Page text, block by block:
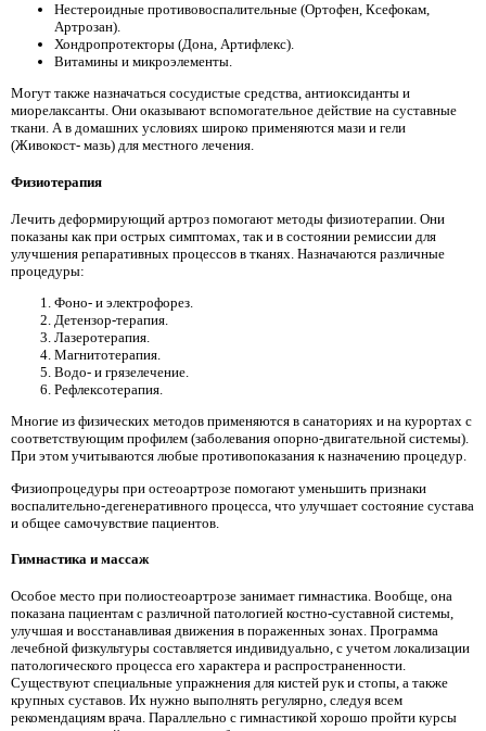
Нестероидные противовоспалительные (Ортофен, Ксефокам,
Артрозан).
Хондропротекторы (Дона, Артифлекс).
Витамины и микроэлементы.
Могут также назначаться сосудистые средства, антиоксиданты и
миорелаксанты. Они оказывают вспомогательное действие на суставные
ткани. А в домашних условиях широко применяются мази и гели
(Живокост- мазь) для местного лечения.
Физиотерапия
Лечить деформирующий артроз помогают методы физиотерапии. Они
показаны как при острых симптомах, так и в состоянии ремиссии для
улучшения репаративных процессов в тканях. Назначаются различные
процедуры:
Фоно- и электрофорез.
Детензор-терапия.
Лазеротерапия.
Магнитотерапия.
Водо- и грязелечение.
Рефлексотерапия.
Многие из физических методов применяются в санаториях и на курортах с
соответствующим профилем (заболевания опорно-двигательной системы).
При этом учитываются любые противопоказания к назначению процедур.
Физиопроцедуры при остеоартрозе помогают уменьшить признаки
воспалительно-дегенеративного процесса, что улучшает состояние сустава
и общее самочувствие пациентов.
Гимнастика и массаж
Особое место при полиостеоартрозе занимает гимнастика. Вообще, она
показана пациентам с различной патологией костно-суставной системы,
улучшая и восстанавливая движения в пораженных зонах. Программа
лечебной физкультуры составляется индивидуально, с учетом локализации
патологического процесса его характера и распространенности.
Существуют специальные упражнения для кистей рук и стопы, а также
крупных суставов. Их нужно выполнять регулярно, следуя всем
рекомендациям врача. Параллельно с гимнастикой хорошо пройти курсы